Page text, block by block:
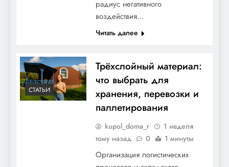
радиус негативного
воздействия…
Читать далее
СТАТЬИ
Трёхслойный материал:
что выбрать для
хранения, перевозки и
паллетирования
kupol_doma_r
1 неделя
тому назад
0 1 минуты
Организация логистических